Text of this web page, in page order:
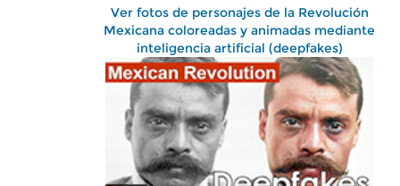
Ver fotos de personajes de la Revolución
Mexicana coloreadas y animadas mediante
inteligencia artificial (deepfakes)